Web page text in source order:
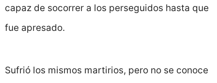
capaz de socorrer a los perseguidos hasta que
fue apresado.
Sufrió los mismos martirios, pero no se conoce